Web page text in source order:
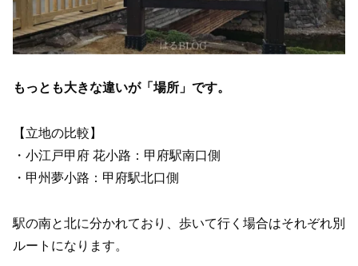
もっとも大きな違いが「場所」です。
【立地の比較】
・小江戸甲府 花小路：甲府駅南口側
・甲州夢小路：甲府駅北口側
駅の南と北に分かれており、歩いて行く場合はそれぞれ別
ルートになります。